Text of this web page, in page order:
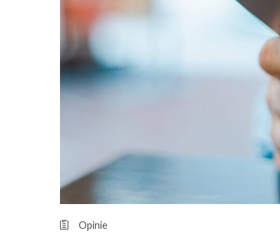
OPINIE
TARIEVEN
MEDISCHE
Opinie